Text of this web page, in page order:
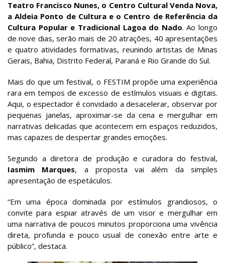
Teatro Francisco Nunes, o Centro Cultural Venda Nova,
a Aldeia Ponto de Cultura e o Centro de Referência da
Cultura Popular e Tradicional Lagoa do Nado. Ao longo
de nove dias, serão mais de 20 atrações, 40 apresentações
e quatro atividades formativas, reunindo artistas de Minas
Gerais, Bahia, Distrito Federal, Paraná e Rio Grande do Sul.
Mais do que um festival, o FESTIM propõe uma experiência
rara em tempos de excesso de estímulos visuais e digitais.
Aqui, o espectador é convidado a desacelerar, observar por
pequenas janelas, aproximar-se da cena e mergulhar em
narrativas delicadas que acontecem em espaços reduzidos,
mas capazes de despertar grandes emoções.
Segundo a diretora de produção e curadora do festival,
Iasmim Marques, a proposta vai além da simples
apresentação de espetáculos.
“Em uma época dominada por estímulos grandiosos, o
convite para espiar através de um visor e mergulhar em
uma narrativa de poucos minutos proporciona uma vivência
direta, profunda e pouco usual de conexão entre arte e
público”, destaca.